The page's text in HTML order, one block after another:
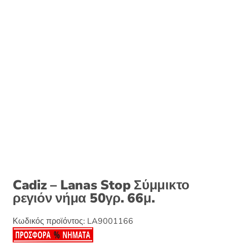
Cadiz – Lanas Stop Σύμμικτο
ρεγιόν νήμα 50γρ. 66μ.
Κωδικός προϊόντος: LA9001166